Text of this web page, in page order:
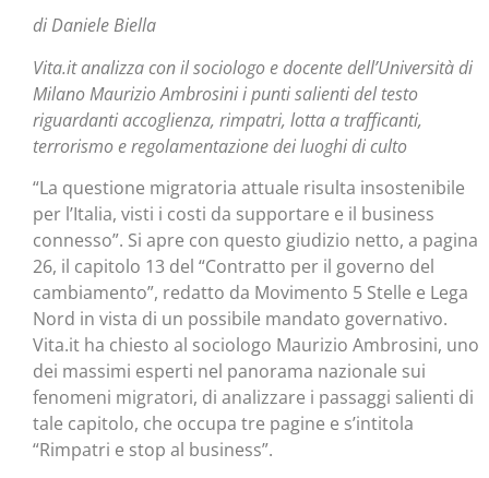
di Daniele Biella
Vita.it analizza con il sociologo e docente dell’Università di
Milano Maurizio Ambrosini i punti salienti del testo
riguardanti accoglienza, rimpatri, lotta a trafficanti,
terrorismo e regolamentazione dei luoghi di culto
“La questione migratoria attuale risulta insostenibile
per l’Italia, visti i costi da supportare e il business
connesso”. Si apre con questo giudizio netto, a pagina
26, il capitolo 13 del “Contratto per il governo del
cambiamento”, redatto da Movimento 5 Stelle e Lega
Nord in vista di un possibile mandato governativo.
Vita.it ha chiesto al sociologo Maurizio Ambrosini, uno
dei massimi esperti nel panorama nazionale sui
fenomeni migratori, di analizzare i passaggi salienti di
tale capitolo, che occupa tre pagine e s’intitola
“Rimpatri e stop al business”.